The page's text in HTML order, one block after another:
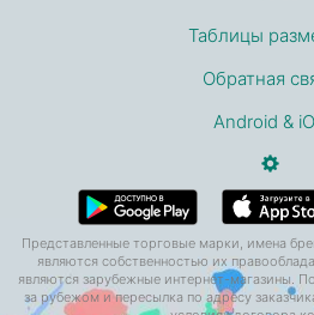
Таблицы
Обратная
Android &
Представленные торговые марки, имена
являются собственностью их
являются зарубежные интернет-магазины.
за рубежом и пересылка по адресу